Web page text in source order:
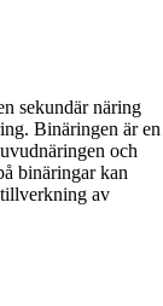
sekundär näring
Binäringen är en
och
binäringar kan
av